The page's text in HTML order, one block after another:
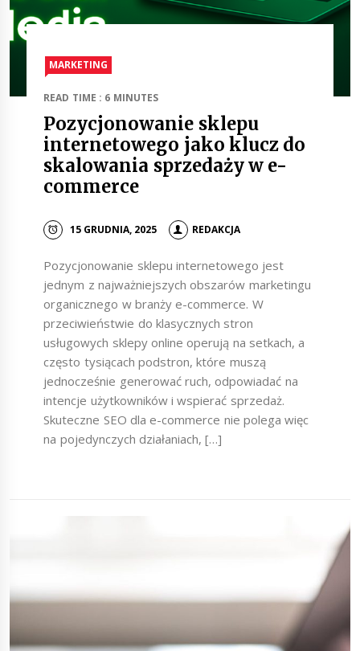
MARKETING
READ TIME : 6 MINUTES
Pozycjonowanie sklepu
internetowego jako klucz do
skalowania sprzedaży w e-
commerce
15 GRUDNIA, 2025 REDAKCJA
Pozycjonowanie sklepu internetowego jest
jednym z najważniejszych obszarów marketingu
organicznego w branży e-commerce. W
przeciwieństwie do klasycznych stron
usługowych sklepy online operują na setkach, a
często tysiącach podstron, które muszą
jednocześnie generować ruch, odpowiadać na
intencje użytkowników i wspierać sprzedaż.
Skuteczne SEO dla e-commerce nie polega więc
na pojedynczych działaniach, […]